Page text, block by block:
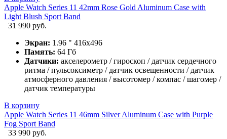
Apple Watch Series 11 42mm Rose Gold Aluminum Case with
Light Blush Sport Band
31 990 руб.
Экран: 1.96 " 416х496
Память: 64 Гб
Датчики: акселерометр / гироскоп / датчик сердечного
ритма / пульсоксиметр / датчик освещенности / датчик
атмосферного давления / высотомер / компас / шагомер /
датчик температуры
В корзину
Apple Watch Series 11 46mm Silver Aluminum Case with Purple
Fog Sport Band
33 990 руб.